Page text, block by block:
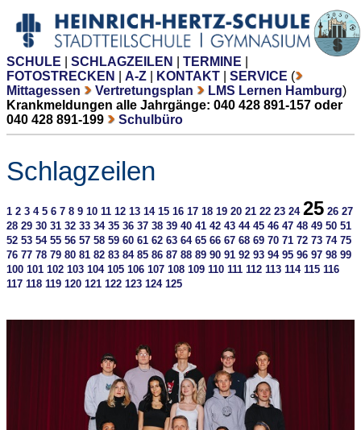
SCHULE SCHLAGZEILEN TERMINE
FOTOSTRECKEN
A-Z KONTAKT SERVICE (
Mittagessen
Vertretungsplan LMS Lernen Hamburg)
Krankmeldungen alle Jahrgänge: 040 428 891-157 oder
040 428 891-199
Schulbüro
Schlagzeilen
1 2 3 4 5 6 7 8 9 10 11 12 13 14 15 16 17 18 19 20 21 22 23 24 25 26 27
28 29 30 31 32 33 34 35 36 37 38 39 40 41 42 43 44 45 46 47 48 49 50 51
52 53 54 55 56 57 58 59 60 61 62 63 64 65 66 67 68 69 70 71 72 73 74 75
76 77 78 79 80 81 82 83 84 85 86 87 88 89 90 91 92 93 94 95 96 97 98 99
100 101 102 103 104 105 106 107 108 109 110 111 112 113 114 115 116
117 118 119 120 121 122 123 124 125